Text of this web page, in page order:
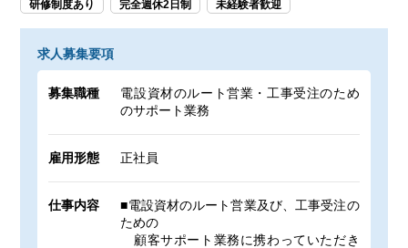
研修制度あり
完全週休2日制 未経験者歓迎
求人募集要項
募集職種
電設資材のルート営業・工事受注のため
のサポート業務
雇用形態 正社員
仕事内容
■電設資材のルート営業及び、工事受注の
ための
顧客サポート業務に携わっていただき